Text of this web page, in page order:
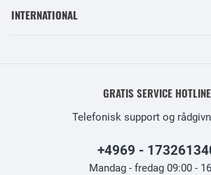
INTERNATIONAL
GRATIS SERVICE HOTLINE
Telefonisk support og
+4969 -
Mandag - fredag 09:00 -